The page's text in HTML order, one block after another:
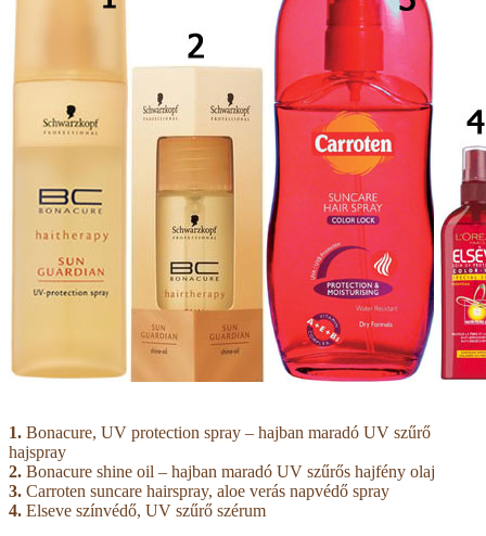
1. Bonacure, UV protection spray – hajban maradó UV szűrő
hajspray
2. Bonacure shine oil – hajban maradó UV szűrős hajfény olaj
3. Carroten suncare hairspray, aloe verás napvédő spray
4. Elseve színvédő, UV szűrő szérum